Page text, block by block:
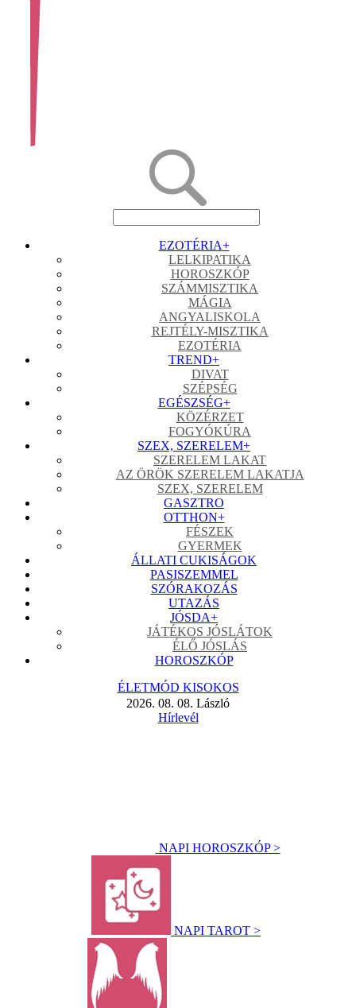
EZOTÉRIA+
LELKIPATIKA
HOROSZKÓP
SZÁMMISZTIKA
MÁGIA
ANGYALISKOLA
REJTÉLY-MISZTIKA
EZOTÉRIA
TREND+
DIVAT
SZÉPSÉG
EGÉSZSÉG+
KÖZÉRZET
FOGYÓKÚRA
SZEX, SZERELEM+
SZERELEM LAKAT
AZ ÖRÖK SZERELEM LAKATJA
SZEX, SZERELEM
GASZTRO
OTTHON+
FÉSZEK
GYERMEK
ÁLLATI CUKISÁGOK
PASISZEMMEL
SZÓRAKOZÁS
UTAZÁS
JÓSDA+
JÁTÉKOS JÓSLÁTOK
ÉLŐ JÓSLÁS
HOROSZKÓP
ÉLETMÓD KISOKOS
2026. 08. 08. László
Hírlevél
NAPI HOROSZKÓP >
NAPI TAROT >